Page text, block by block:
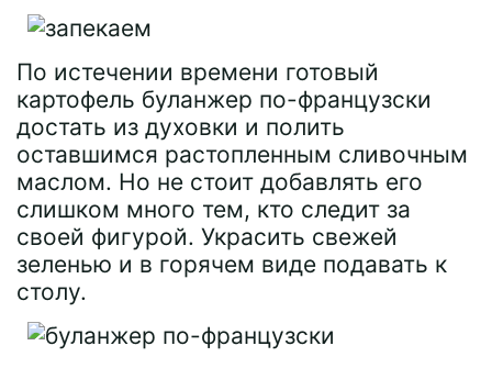
По истечении времени готовый
картофель буланжер по-французски
достать из духовки и полить
оставшимся растопленным сливочным
маслом. Но не стоит добавлять его
слишком много тем, кто следит за
своей фигурой. Украсить свежей
зеленью и в горячем виде подавать к
столу.